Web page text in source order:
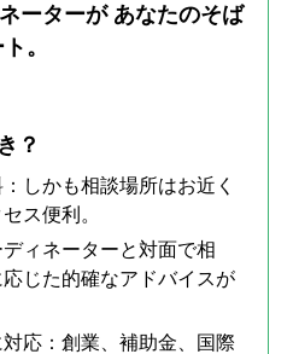
ーターが あなたのそば
。
？
しかも相談場所はお近く
ス便利。
ィネーターと対面で相
じた的確なアドバイスが
応：創業、補助金、国際